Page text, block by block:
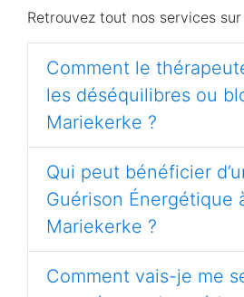
Retrouvez tout nos services
Comment le
les déséquilibres ou
Mariekerke ?
Qui peut bénéficier
Guérison Énergétique
Mariekerke ?
Comment vais-je me